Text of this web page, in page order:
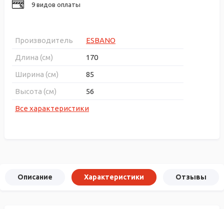
9 видов оплаты
Производитель
ESBANO
Длина (см)
170
Ширина (см)
85
Высота (см)
56
Все характеристики
Описание Характеристики Отзывы